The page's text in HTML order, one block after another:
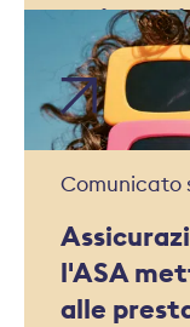
Comunicato
l'ASA
alle